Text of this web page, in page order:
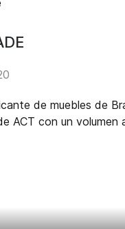
de muebles de
ACT con un volumen